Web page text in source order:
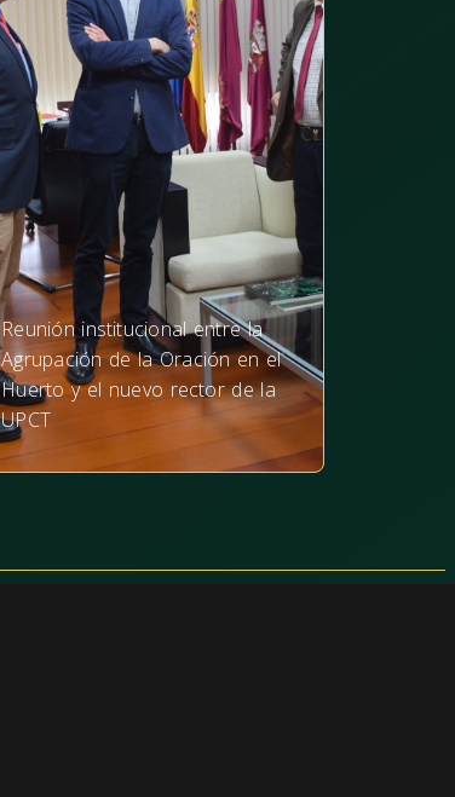
Reunión institucional entre la
Agrupación de la Oración en el
Huerto y el nuevo rector de la
UPCT